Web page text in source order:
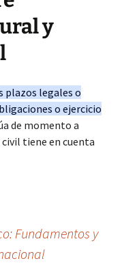
y
plazos legales o
o ejercicio
de momento a
tiene en cuenta
Fundamentos y